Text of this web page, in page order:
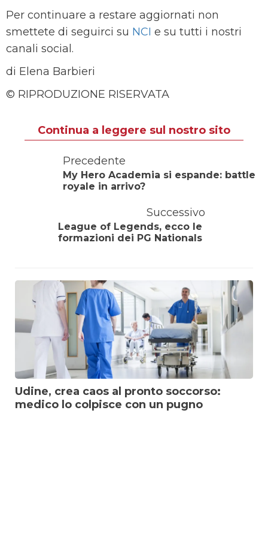
Per continuare a restare aggiornati non
smettete di seguirci su NCI e su tutti i nostri
canali social.
di Elena Barbieri
© RIPRODUZIONE RISERVATA
Continua a leggere sul nostro sito
Precedente
My Hero Academia si espande: battle
royale in arrivo?
Successivo
League of Legends, ecco le
formazioni dei PG Nationals
Udine, crea caos al pronto soccorso:
medico lo colpisce con un pugno